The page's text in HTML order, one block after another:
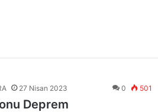
27 Nisan 2023 0 501
Deprem